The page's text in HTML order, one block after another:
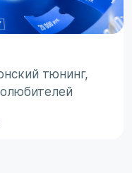
тюнинг,
понятными